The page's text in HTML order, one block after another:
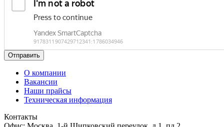
Отправить
О компании
Вакансии
Наши прайсы
Техническая информация
Контакты